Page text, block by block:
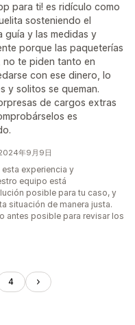
para ti! es ridículo como
sosteniendo el
guía y las medidas y
porque las paqueterías
no te piden tanto en
con ese dinero, lo
y solitos se queman.
de cargos extras
es
年9月9日
experiencia y
equipo está
posible para tu caso, y
situación de manera justa.
antes posible para revisar los
4